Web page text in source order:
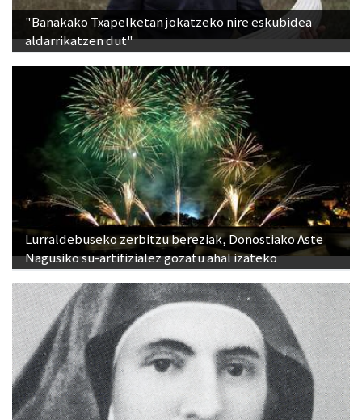
"Banakako Txapelketan jokatzeko nire eskubidea
aldarrikatzen dut"
Lurraldebuseko zerbitzu bereziak, Donostiako Aste
Nagusiko su-artifizialez gozatu ahal izateko